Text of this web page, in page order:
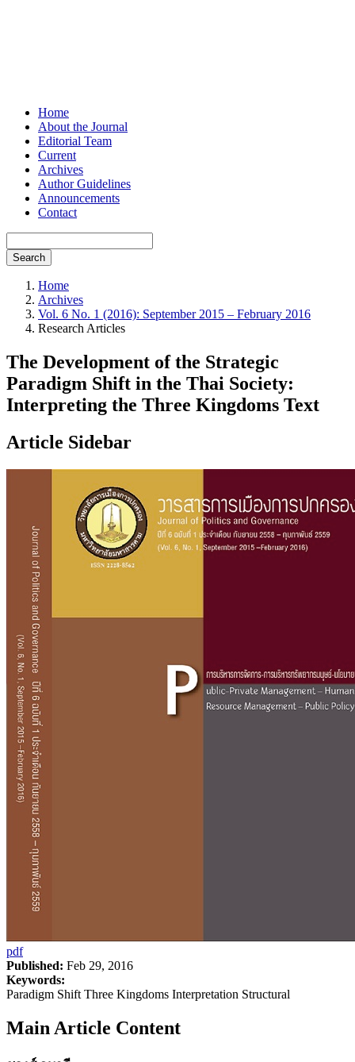
Home
About the Journal
Editorial Team
Current
Archives
Author Guidelines
Announcements
Contact
Search
Home
Archives
Vol. 6 No. 1 (2016): September 2015 – February 2016
Research Articles
The Development of the Strategic
Paradigm Shift in the Thai Society:
Interpreting the Three Kingdoms Text
Article Sidebar
pdf
Published: Feb 29, 2016
Keywords:
Paradigm Shift Three Kingdoms Interpretation Structural
Main Article Content